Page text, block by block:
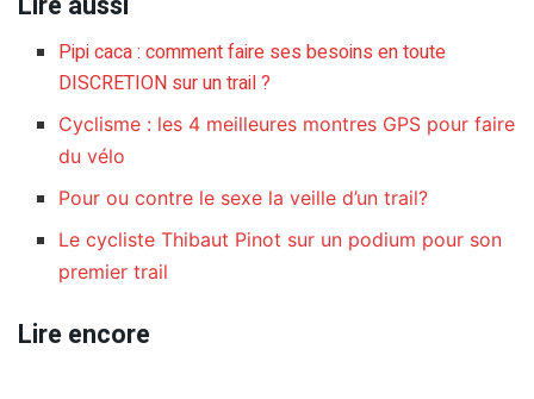
Pipi caca : comment faire ses besoins en toute
DISCRETION sur un trail ?
Cyclisme : les 4 meilleures montres GPS pour faire
du vélo
Pour ou contre le sexe la veille d’un trail?
Le cycliste Thibaut Pinot sur un podium pour son
premier trail
Lire encore